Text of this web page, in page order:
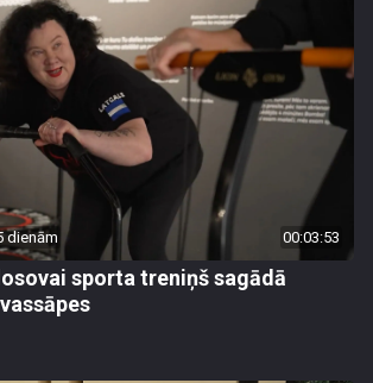
dienām 00:03:53
sporta treniņš sagādā